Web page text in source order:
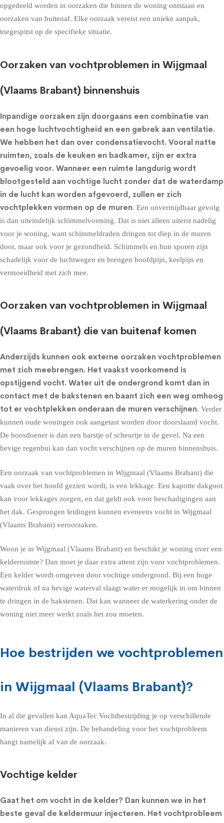
opgedeeld worden in oorzaken die binnen de woning ontstaan en
oorzaken van buitenaf. Elke oorzaak vereist een unieke aanpak,
toegespitst op de specifieke situatie.
Oorzaken van vochtproblemen in Wijgmaal
(Vlaams Brabant) binnenshuis
Inpandige oorzaken zijn doorgaans een combinatie van
een hoge luchtvochtigheid en een gebrek aan ventilatie.
We hebben het dan over condensatievocht. Vooral natte
ruimten, zoals de keuken en badkamer, zijn er extra
gevoelig voor. Wanneer een ruimte langdurig wordt
blootgesteld aan vochtige lucht zonder dat de waterdamp
in de lucht kan worden afgevoerd, zullen er zich
vochtplekken vormen op de muren. Een onvermijdbaar gevolg
is dan uiteindelijk schimmelvorming. Dat is niet alleen uiterst nadelig
voor je woning, want schimmeldraden dringen tot diep in de muren
door, maar ook voor je gezondheid. Schimmels en hun sporen zijn
schadelijk voor de luchtwegen en brengen hoofdpijn, keelpijn en
vermoeidheid met zich mee.
Oorzaken van vochtproblemen in Wijgmaal
(Vlaams Brabant) die van buitenaf komen
Anderzijds kunnen ook externe oorzaken vochtproblemen
met zich meebrengen. Het vaakst voorkomend is
opstijgend vocht. Water uit de ondergrond komt dan in
contact met de bakstenen en baant zich een weg omhoog
tot er vochtplekken onderaan de muren verschijnen. Verder
kunnen oude woningen ook aangetast worden door doorslaand vocht.
De boosdoener is dan een barstje of scheurtje in de gevel. Na een
hevige regenbui kan dan vocht verschijnen op de muren binnenshuis.
Een oorzaak van vochtproblemen in Wijgmaal (Vlaams Brabant) die
vaak over het hoofd gezien wordt, is een lekkage. Een kapotte dakgoot
kan voor lekkages zorgen, en dat geldt ook voor beschadigingen aan
het dak. Gesprongen leidingen kunnen eveneens vocht in Wijgmaal
(Vlaams Brabant) veroorzaken.
Woon je in Wijgmaal (Vlaams Brabant) en beschikt je woning over een
kelderruimte? Dan moet je daar extra attent zijn voor vochtproblemen.
Een kelder wordt omgeven door vochtige ondergrond. Bij een hoge
waterdruk of na hevige waterval slaagt water er mogelijk in om binnen
te dringen in de bakstenen. Dat kan wanneer de waterkering onder de
woning niet meer werkt zoals het zou moeten.
Hoe bestrijden we vochtproblemen
in Wijgmaal (Vlaams Brabant)?
In al die gevallen kan AquaTec Vochtbestrijding je op verschillende
manieren van dienst zijn. De behandeling voor het vochtprobleem
hangt namelijk af van de oorzaak.
Vochtige kelder
Gaat het om vocht in de kelder? Dan kunnen we in het
beste geval de keldermuur injecteren. Het vochtprobleem